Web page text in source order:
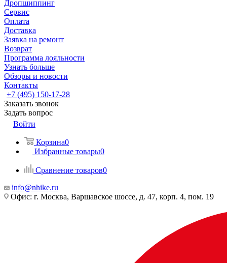
Дропшиппинг
Сервис
Оплата
Доставка
Заявка на ремонт
Возврат
Программа лояльности
Узнать больше
Обзоры и новости
Контакты
+7 (495) 150-17-28
Заказать звонок
Задать вопрос
Войти
Корзина0
Избранные товары0
Сравнение товаров0
info@nhike.ru
Офис: г. Москва, Варшавское шоссе, д. 47, корп. 4, пом. 19